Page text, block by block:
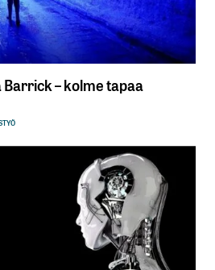
– kolme tapaa